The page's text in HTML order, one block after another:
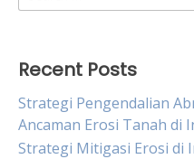
for:
Recent Posts
Strategi Pengendalian
Ancaman Erosi Tanah di
Strategi Mitigasi Erosi di